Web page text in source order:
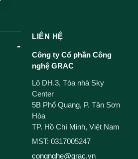
LIÊN HỆ
Công ty Cổ phần Công
nghệ GRAC
Lô DH.3, Tòa nhà Sky
Center
5B Phổ Quang, P. Tân Sơn
Hòa
TP. Hồ Chí Minh, Việt Nam
MST: 0317005247
congnghe@grac.vn